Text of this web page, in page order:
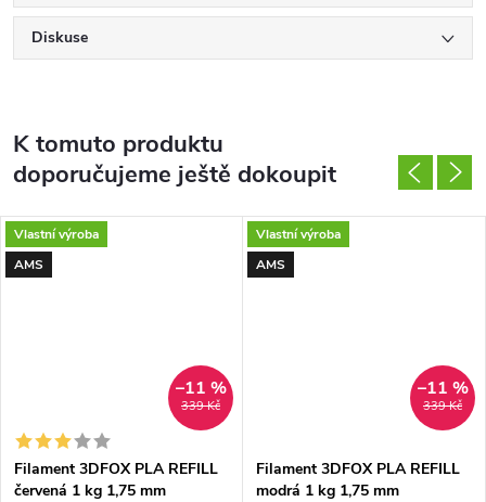
Diskuse
K tomuto produktu
doporučujeme ještě dokoupit
Vlastní výroba
AMS
339 Kč
–11 %
Filament 3DFOX PLA REFILL
červená 1 kg 1,75 mm
Vlastní výroba
AMS
339 Kč
–11 %
Filament 3DFOX PLA REFILL
modrá 1 kg 1,75 mm